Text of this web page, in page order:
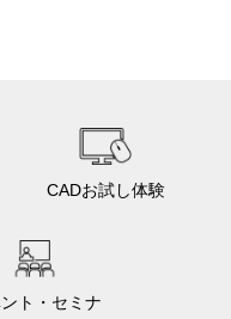
CADお試し体験
ト・セミナ